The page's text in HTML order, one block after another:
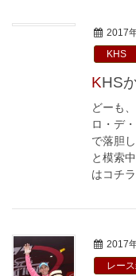
2017
KHS
KHS
どーも
ロ・デ
で落胆
と模索
はコチ
2017
レー